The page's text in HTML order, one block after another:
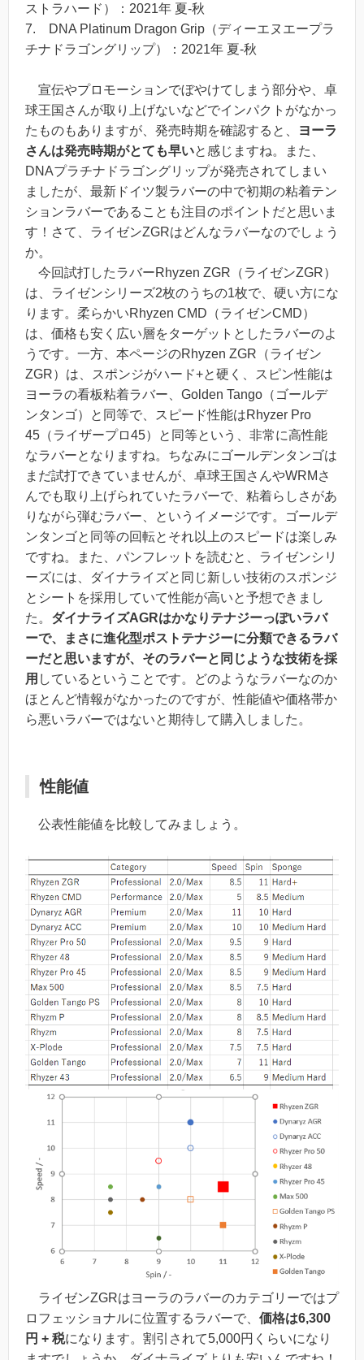
ストラハード）：2021年 夏-秋
7. DNA Platinum Dragon Grip（ディーエヌエープラ
チナドラゴングリップ）：2021年 夏-秋
宣伝やプロモーションでぼやけてしまう部分や、卓
球王国さんが取り上げないなどでインパクトがなかっ
たものもありますが、発売時期を確認すると、
ヨーラ
さんは発売時期がとても早いと感じますね。また、
DNAプラチナドラゴングリップが発売されてしまい
ましたが、 最新ドイツ製ラバーの中で初期の粘着テン
ションラバーであることも注目のポイント だと思いま
す！さて、ライゼンZGRはどんなラバーなのでしょう
か。
今回試打したラバーRhyzen ZGR（ライゼンZGR）
は、ライゼンシリーズ2枚のうちの1枚で、硬い方にな
ります。柔らかいRhyzen CMD（ライゼンCMD）
は、価格も安く広い層をターゲットとしたラバーのよ
うです。一方、本ページのRhyzen ZGR（ライゼン
ZGR）は、スポンジがハード+と硬く、スピン性能は
ヨーラの看板粘着ラバー、Golden Tango（ゴールデ
ンタンゴ）と同等で、スピード性能はRhyzer Pro
45（ライザープロ45）と同等という、非常に高性能
なラバーとなりますね。ちなみにゴールデンタンゴは
まだ試打できていませんが、卓球王国さんやWRMさ
んでも取り上げられていたラバーで、粘着らしさがあ
りながら弾むラバー、というイメージです。ゴールデ
ンタンゴと同等の回転とそれ以上のスピードは楽しみ
ですね。また、パンフレットを読むと、 ライゼンシリ
ーズには、ダイナライズと同じ新しい技術のスポンジ
とシートを採用していて性能が高いと予想できまし
た。 ダイナライズAGRはかなりテナジーっぽいラバ
ーで、まさに進化型ポストテナジーに分類できるラバ
ーだと思いますが、そのラバーと同じような技術を採
用 しているということです。どのようなラバーなのか
ほとんど情報がなかったのですが、性能値や価格帯か
ら悪いラバーではないと期待して購入しました。
性能値
公表性能値を比較してみましょう。
ライゼンZGRはヨーラのラバーのカテゴリーではプ
ロフェッショナルに位置するラバーで、 価格は6,300
円 + 税になります。割引されて5,000円くらいになり